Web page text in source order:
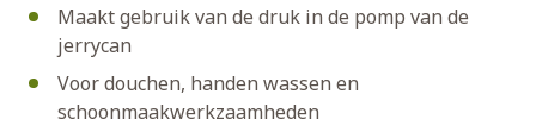
Maakt gebruik van de druk in de pomp van de
jerrycan
Voor douchen, handen wassen en
schoonmaakwerkzaamheden